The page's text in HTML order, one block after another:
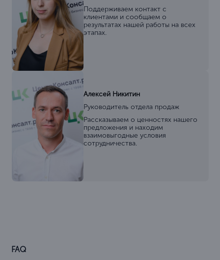
Поддерживаем контакт с
клиентами и сообщаем о
результатах нашей работы на всех
этапах.
Алексей Никитин
Руководитель отдела продаж
Рассказываем о ценностях нашего
предложения и находим
взаимовыгодные условия
сотрудничества.
FAQ